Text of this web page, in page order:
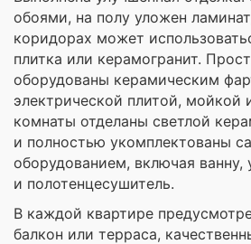
обоями, на полу уложен
коридорах может
плитка или керамогранит.
оборудованы керамическим
электрической плитой, мойкой
комнаты отделаны светлой
и полностью укомплектованы
оборудованием, включая ванну,
и полотенцесушитель.
В каждой квартире
балкон или терраса,